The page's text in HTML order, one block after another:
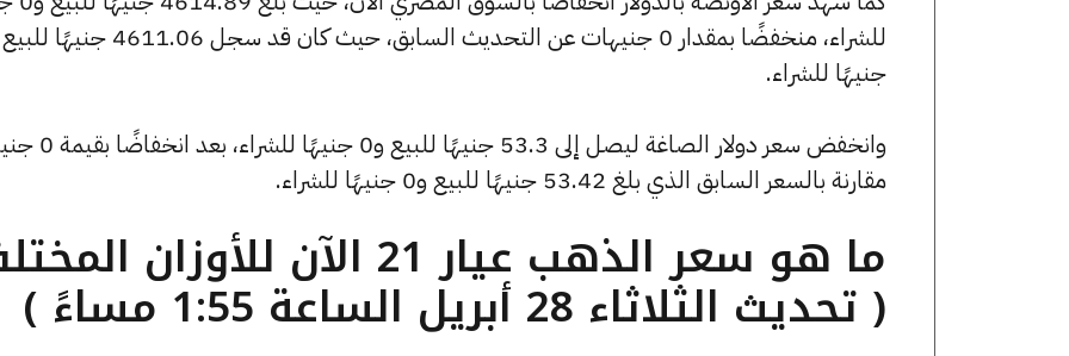
جنيهًا للشراء.
وانخفض سعر دولار الصاغة ليصل إلى
مقارنة بالسعر السابق الذي بلغ 53.42 جنيهًا للبيع و0 جنيهًا للشراء.
ما هو سعر الذهب عيار 21 الآن للأوزان
( تحديث الثلاثاء 28 أبريل الساعة 1:55 مساءً )